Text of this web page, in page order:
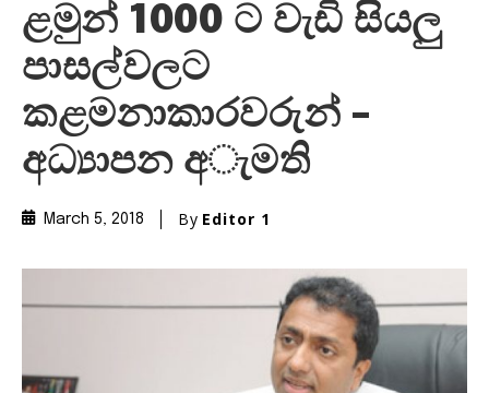
ළමුන් 1000 ට වැඩි සියලු
පාසල්වලට
කළමනාකාරවරුන් –
අධ්‍යාපන අැමති
March 5, 2018 By Editor 1